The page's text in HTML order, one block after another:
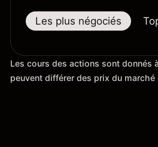
Les plus négociés
Les cours des actions sont donnés
peuvent différer des prix du marché